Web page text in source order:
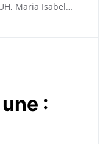
Maria Isabel…
: